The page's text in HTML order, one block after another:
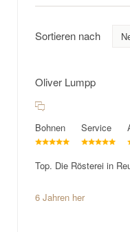
Sortieren nach
Oliver Lumpp
Bohnen Service
Top. Die Rösterei in
6 Jahren her